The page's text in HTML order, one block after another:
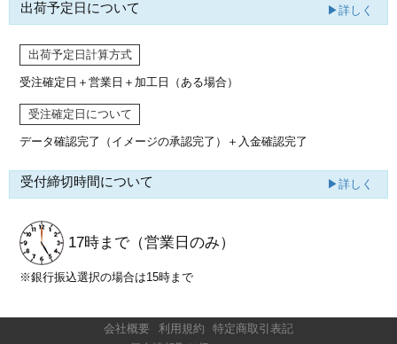
出荷予定日について ▶詳しく
出荷予定日計算方式
受注確定日＋営業日＋加工日（ある場合）
受注確定日について
データ確認完了（イメージの承認完了） ＋入金確認完了
受付締切時間について ▶詳しく
17時まで （営業日のみ）
※銀行振込選択の場合は15時まで
会社概要 利用規約
特定商取引表記